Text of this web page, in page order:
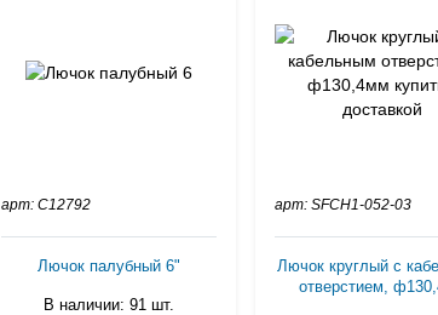
арт: C12792
Лючок палубный 6"
В наличии: 91 шт.
арт: SFCH1-052-03
Лючок круглый с
отверстием,